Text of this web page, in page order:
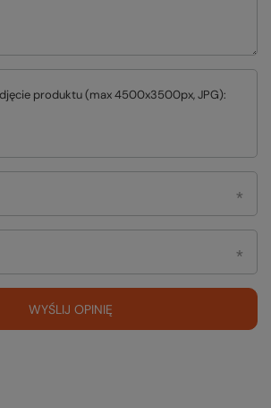
produktu (max 4500x3500px, JPG):
WYŚLIJ OPINIĘ